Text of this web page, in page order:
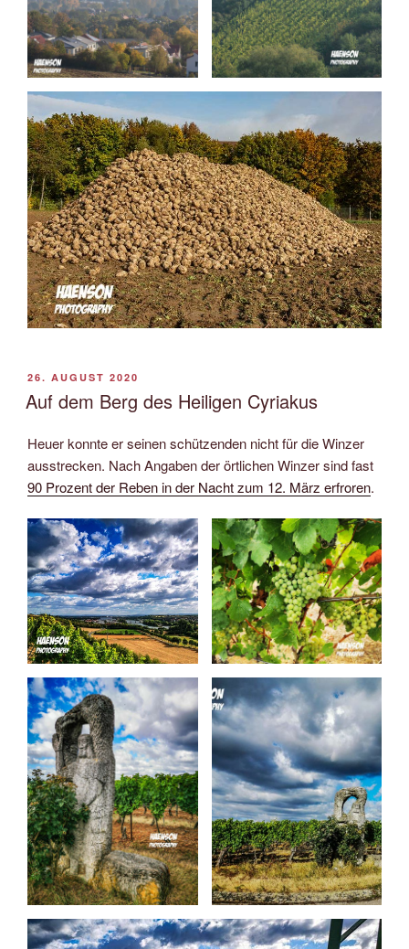
VERÖFFENTLICHT
AM
26. AUGUST 2020
Auf dem Berg des Heiligen Cyriakus
Heuer konnte er seinen schützenden nicht für die Winzer
ausstrecken. Nach Angaben der örtlichen Winzer sind fast
90 Prozent der Reben in der Nacht zum 12. März erfroren.